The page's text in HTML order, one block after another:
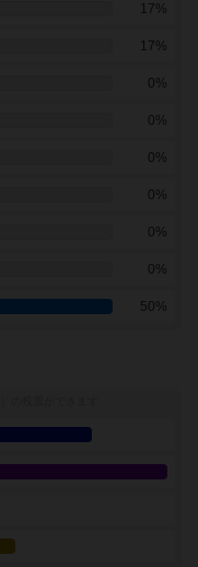
17%
17%
0%
0%
0%
0%
0%
0%
50%